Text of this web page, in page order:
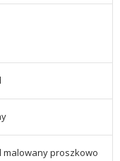
malowany proszkowo